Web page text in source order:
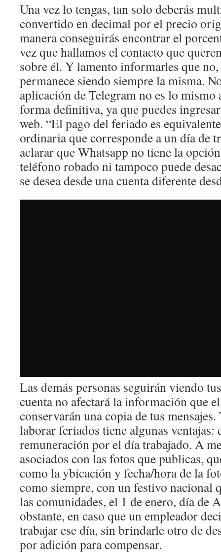
Una vez lo tengas, tan solo deberás
convertido en decimal por el precio
manera conseguirás encontrar el
vez que hallamos el contacto que
sobre él. Y lamento informarles que
permanece siendo siempre la misma.
aplicación de Telegram no es lo mismo
forma definitiva, ya que puedes
web. “El pago del feriado es
ordinaria que corresponde a un día de
aclarar que Whatsapp no tiene la
teléfono robado ni tampoco puede
se desea desde una cuenta diferente
Las demás personas seguirán viendo
cuenta no afectará la información que
conservarán una copia de tus mensajes.
laborar feriados tiene algunas ventajas:
remuneración por el día trabajado. A
asociados con las fotos que publicas,
como la ybicación y fecha/hora de la
como siempre, con un festivo nacional
las comunidades, el 1 de enero, día de
obstante, en caso que un empleador
trabajar ese día, sin brindarle otro de
por adición para compensar.